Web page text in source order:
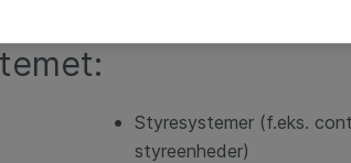
kan anskaffes
Styresystemer (f.eks.
styreenheder)